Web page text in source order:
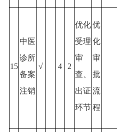
15
中医
诊所
备案
注销
√ 4 2
优化
受理
审
查、
出证
环节
优
化
审
批
流
程